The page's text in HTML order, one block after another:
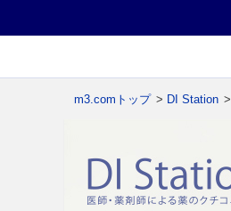
m3.comトップ > DI Station >